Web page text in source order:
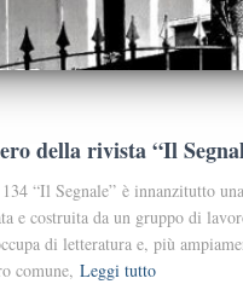
della rivista “Il
“Il Segnale” è innanzitutto
e costruita da un gruppo di
di letteratura e, più
comune, Leggi tutto